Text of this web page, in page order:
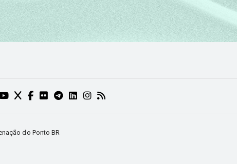
DO NIC.BR (ABRE EM NOVA ABA)
TWITTER DO NIC.BR (ABRE EM NOVA ABA)
FACEBOOK DO NIC.BR (ABRE EM NOVA ABA)
FLICKR DO NIC.BR (ABRE EM NOVA ABA)
TELEGRAM DO NIC.BR (ABRE EM NOVA ABA)
LINKEDIN DO NIC.BR (ABRE EM NOVA ABA)
INSTAGRAM DO NIC.BR (ABRE EM
RSS DO NIC.BR (ABRE EM NOVA
do Ponto BR